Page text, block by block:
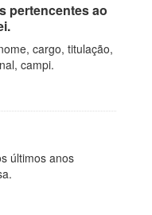
pertencentes ao
cargo, titulação,
campi.
últimos anos